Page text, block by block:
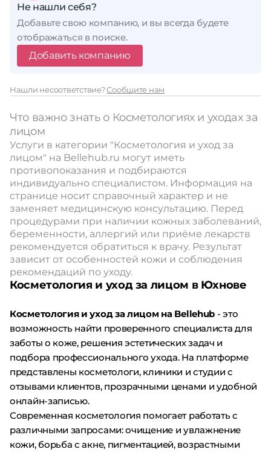
Не нашли себя?
Добавьте свою компанию, и вы всегда будете
отображаться в поиске.
Добавить компанию
Нашли несоответствие?Сообщите нам
Что важно знать о Косметологиях и уходах за
лицом
Услуги в категории "Косметология и уход за
лицом" на Bellehub.ru могут иметь
противопоказания и подбираются
индивидуально специалистом. Информация на
странице носит справочный характер и не
заменяет медицинскую консультацию. Перед
процедурами при наличии кожных заболеваний,
беременности, аллергий или приёме лекарств
рекомендуется обратиться к врачу. Результат
зависит от особенностей кожи и соблюдения
рекомендаций по уходу.
Косметология и уход за лицом в Юхнове
Косметология и уход за лицом на Bellehub - это
возможность найти проверенного специалиста для
заботы о коже, решения эстетических задач и
подбора профессионального ухода. На платформе
представлены косметологи, клиники и студии с
отзывами клиентов, прозрачными ценами и удобной
онлайн-записью.
Современная косметология помогает работать с
различными запросами: очищение и увлажнение
кожи, борьба с акне, пигментацией, возрастными